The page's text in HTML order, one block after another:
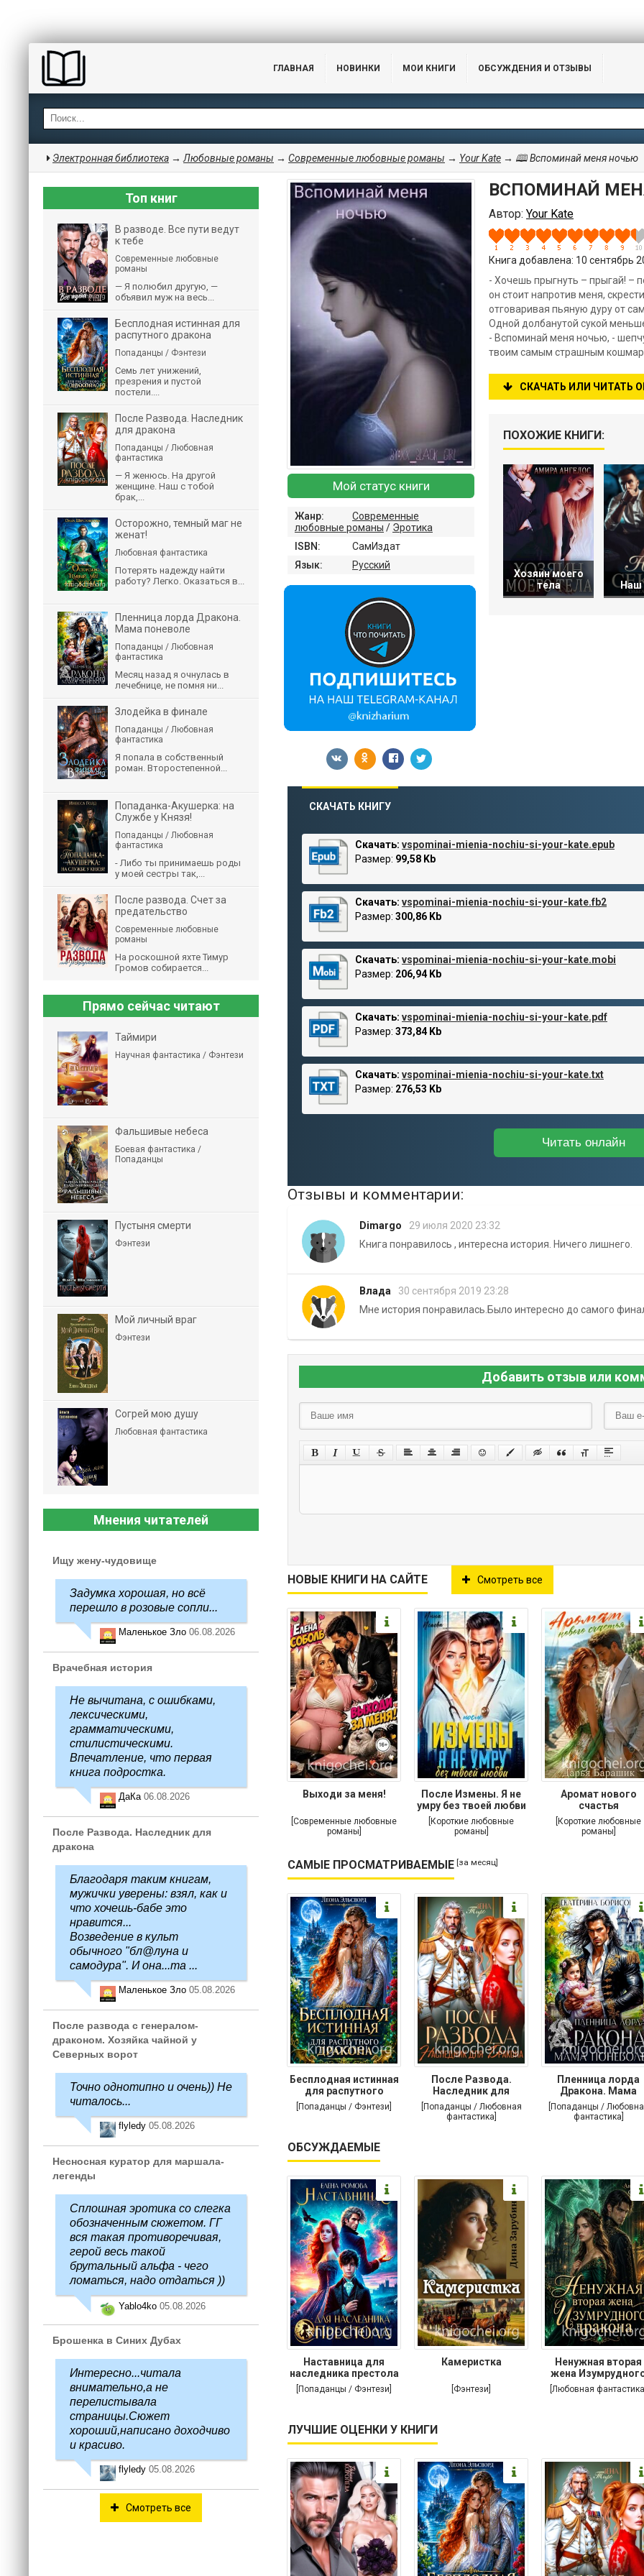
ГЛАВНАЯ НОВИНКИ МОИ КНИГИ ОБСУЖДЕНИЯ И ОТЗЫВЫ
Электронная библиотека → Любовные романы → Современные любовные романы → Your Kate → 🕮 Вспоминай меня ночью
ВСПОМИНАЙ
Автор: Your Kate
Книга добавлена: 10 сентябрь
- Хочешь прыгнуть – прыгай! –
он стоит напротив меня,
отговаривая пьяную дуру от
Одной долбанутой сукой
- Вспоминай меня ночью, -
твоим самым страшным
СКАЧАТЬ ИЛИ ЧИТАТЬ
ПОХОЖИЕ КНИГИ:
Хозяин моего
тела
Наш
Мой статус книги
Жанр:
Современные
любовные романы / Эротика
ISBN:
СамИздат
Язык:
Русский
СКАЧАТЬ КНИГУ
Скачать: vspominai-mienia-nochiu-si-your-kate.epub
Размер: 99,58 Kb
Скачать: vspominai-mienia-nochiu-si-your-kate.fb2
Размер: 300,86 Kb
Скачать: vspominai-mienia-nochiu-si-your-kate.mobi
Размер: 206,94 Kb
Скачать: vspominai-mienia-nochiu-si-your-kate.pdf
Размер: 373,84 Kb
Скачать: vspominai-mienia-nochiu-si-your-kate.txt
Размер: 276,53 Kb
Читать онлайн
Отзывы и комментарии:
Dimargo
29 июля 2020 23:32
Книга понравилось , интересна история. Ничего лишнего.
Влада
30 сентября 2019 23:28
Мне история понравилась.Было интересно до самого
Добавить отзыв или
НОВЫЕ КНИГИ НА САЙТЕ Смотреть все
Выходи за меня!
[Современные любовные
романы]
После Измены. Я не
умру без твоей любви
[Короткие любовные
романы]
Аромат нового
счастья
[Короткие любовные
романы]
САМЫЕ ПРОСМАТРИВАЕМЫЕ [за месяц]
Бесплодная истинная
для распутного
дракона
[Попаданцы / Фэнтези]
После Развода.
Наследник для
дракона
[Попаданцы / Любовная
фантастика]
Пленница лорда
Дракона. Мама
поневоле
[Попаданцы /
фантастика]
ОБСУЖДАЕМЫЕ
Наставница для
наследника престола
[Попаданцы / Фэнтези]
Камеристка
[Фэнтези]
Ненужная вторая
жена
дракона
[Любовная
ЛУЧШИЕ ОЦЕНКИ У КНИГИ
Топ книг
В разводе. Все пути ведут
к тебе
Современные любовные
романы
— Я полюбил другую, —
объявил муж на весь...
Бесплодная истинная для
распутного дракона
Попаданцы / Фэнтези
Семь лет унижений,
презрения и пустой
постели....
После Развода. Наследник
для дракона
Попаданцы / Любовная
фантастика
— Я женюсь. На другой
женщине. Наш с тобой
брак,...
Осторожно, темный маг не
женат!
Любовная фантастика
Потерять надежду найти
работу? Легко. Оказаться в...
Пленница лорда Дракона.
Мама поневоле
Попаданцы / Любовная
фантастика
Месяц назад я очнулась в
лечебнице, не помня ни...
Злодейка в финале
Попаданцы / Любовная
фантастика
Я попала в собственный
роман. Второстепенной...
Попаданка-Акушерка: на
Службе у Князя!
Попаданцы / Любовная
фантастика
- Либо ты принимаешь роды
у моей сестры так,...
После развода. Счет за
предательство
Современные любовные
романы
На роскошной яхте Тимур
Громов собирается...
Прямо сейчас читают
Таймири
Научная фантастика / Фэнтези
Фальшивые небеса
Боевая фантастика /
Попаданцы
Пустыня смерти
Фэнтези
Мой личный враг
Фэнтези
Согрей мою душу
Любовная фантастика
Мнения читателей
Ищу жену-чудовище
Задумка хорошая, но всё
перешло в розовые сопли...
Маленькое Зло 06.08.2026
Врачебная история
Не вычитана, с ошибками,
лексическими,
грамматическими,
стилистическими.
Впечатление, что первая
книга подростка.
ДаКа 06.08.2026
После Развода. Наследник для
дракона
Благодаря таким книгам,
мужички уверены: взял, как и
что хочешь-бабе это
нравится...
Возведение в культ
обычного "бл@луна и
самодура". И она...та ...
Маленькое Зло 05.08.2026
После развода с генералом-
драконом. Хозяйка чайной у
Северных ворот
Точно однотипно и очень)) Не
читалось...
flyledy 05.08.2026
Несносная куратор для маршала-
легенды
Сплошная эротика со слегка
обозначенным сюжетом. ГГ
вся такая противоречивая,
герой весь такой
брутальный альфа - чего
ломаться, надо отдаться ))
Yablo4ko 05.08.2026
Брошенка в Синих Дубах
Интересно...читала
внимательно,а не
перелистывала
страницы.Сюжет
хороший,написано доходчиво
и красиво.
flyledy 05.08.2026
Смотреть все